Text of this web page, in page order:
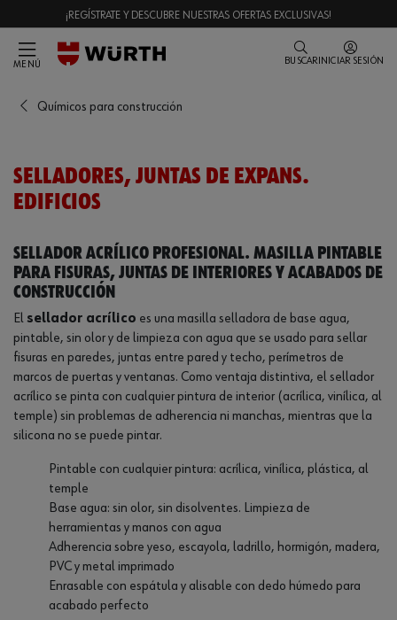
¡REGÍSTRATE Y DESCUBRE NUESTRAS OFERTAS EXCLUSIVAS!
MENÚ BUSCAR INICIAR SESIÓN
Químicos para construcción
SELLADORES, JUNTAS DE EXPANS.
EDIFICIOS
Sellador acrílico profesional. Masilla pintable
para fisuras, juntas de interiores y acabados de
construcción
El sellador acrílico es una masilla selladora de base agua,
pintable, sin olor y de limpieza con agua que se usado para sellar
fisuras en paredes, juntas entre pared y techo, perímetros de
marcos de puertas y ventanas. Como ventaja distintiva, el sellador
acrílico se pinta con cualquier pintura de interior (acrílica, vinílica, al
temple) sin problemas de adherencia ni manchas, mientras que la
silicona no se puede pintar.
Pintable con cualquier pintura: acrílica, vinílica, plástica, al
temple
Base agua: sin olor, sin disolventes. Limpieza de
herramientas y manos con agua
Adherencia sobre yeso, escayola, ladrillo, hormigón, madera,
PVC y metal imprimado
Enrasable con espátula y alisable con dedo húmedo para
acabado perfecto